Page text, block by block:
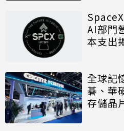
AI部門
本支出
全球記
碁、華
存儲晶